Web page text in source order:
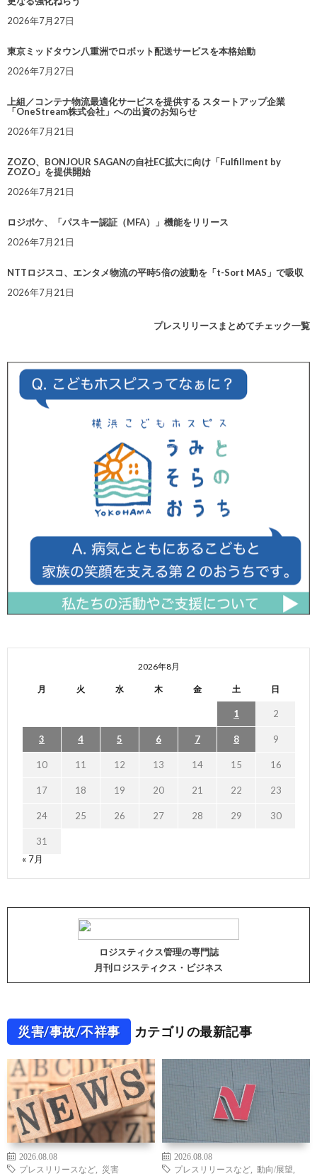
2026年7月27日
東京ミッドタウン八重洲でロボット配送サービスを本格始動
2026年7月27日
上組／コンテナ物流最適化サービスを提供する スタートアップ企業
「OneStream株式会社」への出資のお知らせ
2026年7月21日
ZOZO、BONJOUR SAGANの自社EC拡大に向け「Fulfillment by
ZOZO」を提供開始
2026年7月21日
ロジポケ、「パスキー認証（MFA）」機能をリリース
2026年7月21日
NTTロジスコ、エンタメ物流の平時5倍の波動を「t-Sort MAS」で吸収
2026年7月21日
プレスリリースまとめてチェック一覧
2026年8月
月 火 水 木 金 土 日
1 2
3 4 5 6 7 8 9
10 11 12 13 14 15 16
17 18 19 20 21 22 23
24 25 26 27 28 29 30
31
« 7月
ロジスティクス管理の専門誌
月刊ロジスティクス・ビジネス
災害/事故/不祥事 カテゴリの最新記事
2026.08.08
プレスリリースなど
災害
2026.08.08
プレスリリースなど
動向/展望